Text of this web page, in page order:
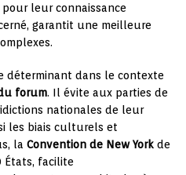
leur connaissance
garantit une meilleure
déterminant dans le contexte
forum. Il évite aux parties de
nationales de leur
les biais culturels et
la Convention de New York de
États, facilite